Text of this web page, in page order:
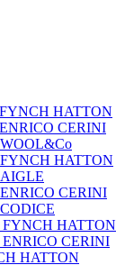
HATTON
CERINI
HATTON
CERINI
FYNCH HATTON
CERINI
HATTON